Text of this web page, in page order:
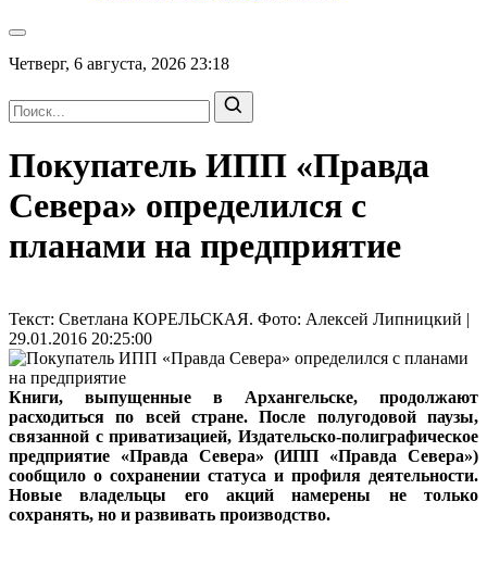
Четверг, 6 августа, 2026 23:18
Покупатель ИПП «Правда
Севера» определился с
планами на предприятие
Текст: Светлана КОРЕЛЬСКАЯ. Фото: Алексей Липницкий |
29.01.2016 20:25:00
Книги, выпущенные в Архангельске, продолжают
расходиться по всей стране. После полугодовой паузы,
связанной с приватизацией, Издательско-полиграфическое
предприятие «Правда Севера» (ИПП «Правда Севера»)
сообщило о сохранении статуса и профиля деятельности.
Новые владельцы его акций намерены не только
сохранять, но и развивать производство.